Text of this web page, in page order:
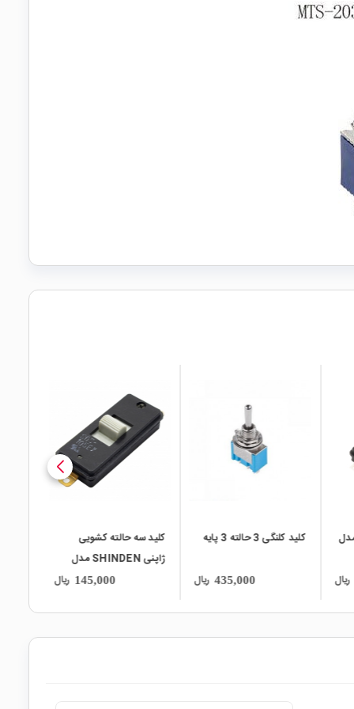
ریال
کلید سه حالته کشویی
SDS-105EX
145,000 ریال
پین رایت GG-350
113,000 ریال